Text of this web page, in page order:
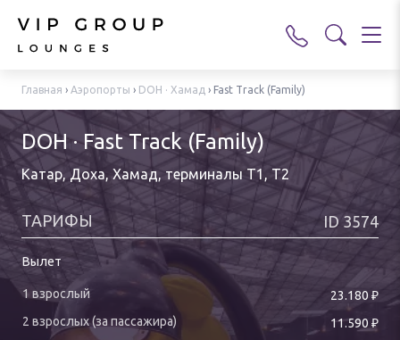
Главная › Аэропорты › DOH · Хамад › Fast Track (Family)
DOH · Fast Track (Family)
Катар, Доха, Хамад, терминалы T1, T2
ТАРИФЫ ID 3574
Вылет
23.180 ₽
11.590 ₽